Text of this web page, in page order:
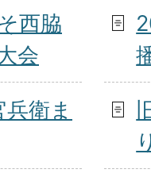
西脇
会
衛ま